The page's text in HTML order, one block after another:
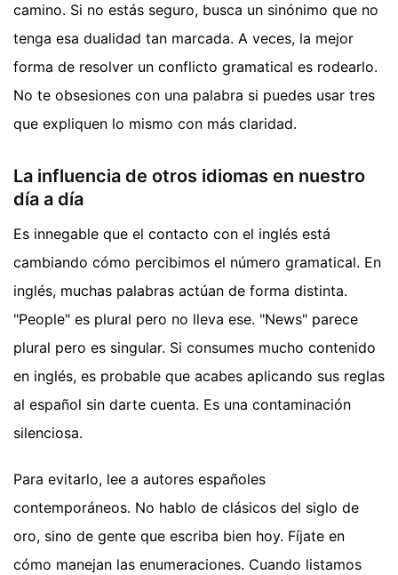
camino. Si no estás seguro, busca un sinónimo que no
tenga esa dualidad tan marcada. A veces, la mejor
forma de resolver un conflicto gramatical es rodearlo.
No te obsesiones con una palabra si puedes usar tres
que expliquen lo mismo con más claridad.
La influencia de otros idiomas en nuestro
día a día
Es innegable que el contacto con el inglés está
cambiando cómo percibimos el número gramatical. En
inglés, muchas palabras actúan de forma distinta.
"People" es plural pero no lleva ese. "News" parece
plural pero es singular. Si consumes mucho contenido
en inglés, es probable que acabes aplicando sus reglas
al español sin darte cuenta. Es una contaminación
silenciosa.
Para evitarlo, lee a autores españoles
contemporáneos. No hablo de clásicos del siglo de
oro, sino de gente que escriba bien hoy. Fíjate en
cómo manejan las enumeraciones. Cuando listamos